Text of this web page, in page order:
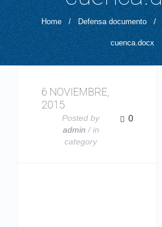
Home / Defensa documento /
cuenca.docx
6 NOVIEMBRE,
2015
Posted by
admin / in
category
0